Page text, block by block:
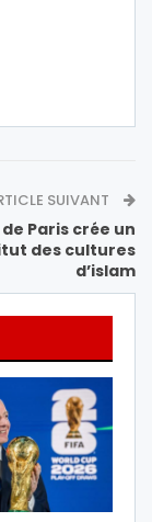
SUIVANT
Paris crée un
des cultures
d’islam